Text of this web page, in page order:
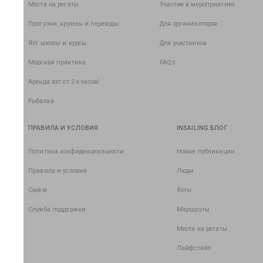
Места на регаты
Прогулки, круизы и переходы
Яхт школы и курсы
Морская практика
Аренда яхт от 2-х часов!
Рыбалка
Участие в мероприятиях
Для организаторов
Для участников
FAQs
ПРАВИЛА И УСЛОВИЯ
Политика конфиденциальности
Правила и условия
Cookie
Служба поддержки
INSAILING БЛОГ
Новые публикации
Люди
Яхты
Маршруты
Места на регаты
Лайфстайл